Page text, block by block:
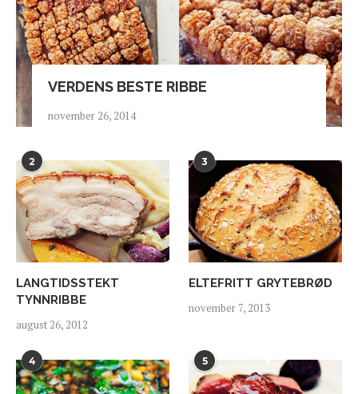
VERDENS BESTE RIBBE
november 26, 2014
2
LANGTIDSSTEKT
TYNNRIBBE
august 26, 2012
3
ELTEFRITT GRYTEBRØD
november 7, 2013
4 5